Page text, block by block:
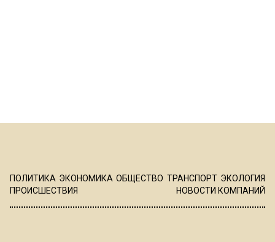
ПОЛИТИКА ЭКОНОМИКА ОБЩЕСТВО ТРАНСПОРТ ЭКОЛОГИЯ
ПРОИСШЕСТВИЯ
НОВОСТИ КОМПАНИЙ